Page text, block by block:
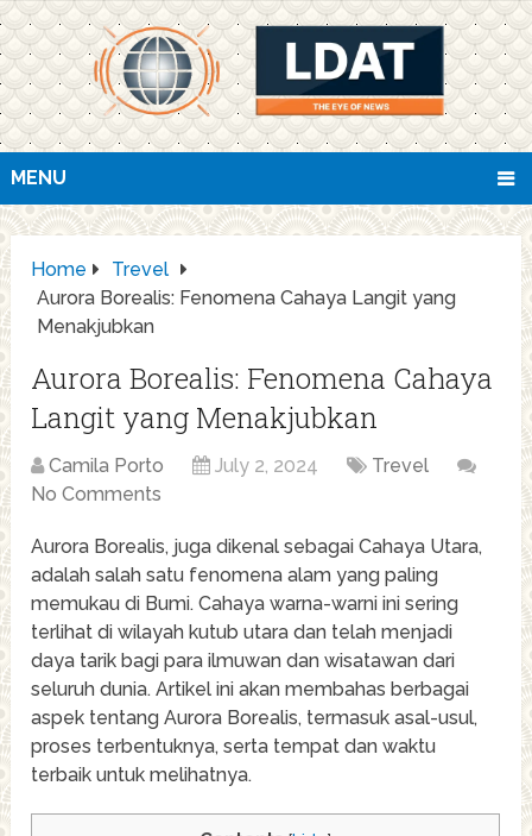
MENU
Home
Trevel
Aurora Borealis: Fenomena Cahaya Langit yang
Menakjubkan
Aurora Borealis: Fenomena Cahaya
Langit yang Menakjubkan
Camila Porto July 2, 2024
Trevel
No Comments
Aurora Borealis, juga dikenal sebagai Cahaya Utara,
adalah salah satu fenomena alam yang paling
memukau di Bumi. Cahaya warna-warni ini sering
terlihat di wilayah kutub utara dan telah menjadi
daya tarik bagi para ilmuwan dan wisatawan dari
seluruh dunia. Artikel ini akan membahas berbagai
aspek tentang Aurora Borealis, termasuk asal-usul,
proses terbentuknya, serta tempat dan waktu
terbaik untuk melihatnya.